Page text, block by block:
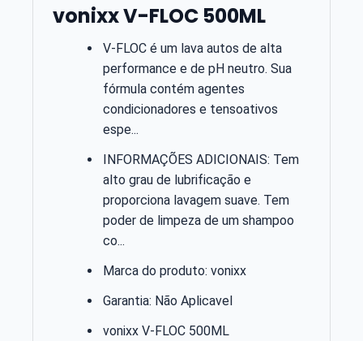
vonixx V-FLOC 500ML
V-FLOC é um lava autos de alta
performance e de pH neutro. Sua
fórmula contém agentes
condicionadores e tensoativos
espe...
INFORMAÇÕES ADICIONAIS: Tem
alto grau de lubrificação e
proporciona lavagem suave. Tem
poder de limpeza de um shampoo
co...
Marca do produto: vonixx
Garantia: Não Aplicavel
vonixx V-FLOC 500ML